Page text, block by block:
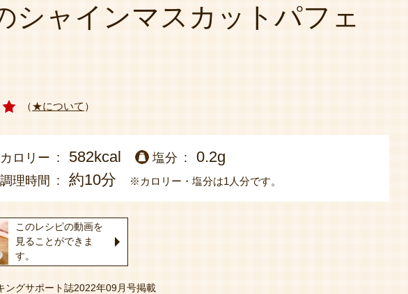
シャインマスカットパフェ
（★について ）
カロリー 582kcal 塩分 0.2g
調理時間 約10分 ※カロリー・塩分は1人分です。
このレシピの動画を
見ることができま
す。
ングサポート誌2022年09月号掲載